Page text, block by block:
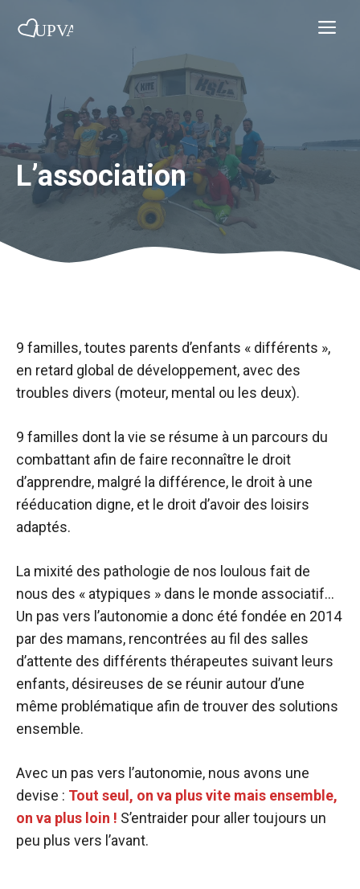
L’association
9 familles, toutes parents d’enfants « différents »,
en retard global de développement, avec des
troubles divers (moteur, mental ou les deux).
9 familles dont la vie se résume à un parcours du
combattant afin de faire reconnaître le droit
d’apprendre, malgré la différence, le droit à une
rééducation digne, et le droit d’avoir des loisirs
adaptés.
La mixité des pathologie de nos loulous fait de
nous des « atypiques » dans le monde associatif…
Un pas vers l’autonomie a donc été fondée en 2014
par des mamans, rencontrées au fil des salles
d’attente des différents thérapeutes suivant leurs
enfants, désireuses de se réunir autour d’une
même problématique afin de trouver des solutions
ensemble.
Avec un pas vers l’autonomie, nous avons une
devise : Tout seul, on va plus vite mais ensemble,
on va plus loin ! S’entraider pour aller toujours un
peu plus vers l’avant.